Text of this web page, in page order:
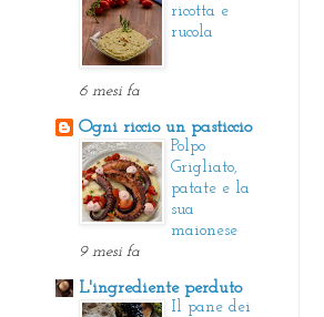
ricotta e
rucola
6 mesi fa
Ogni riccio un pasticcio
Polpo
Grigliato,
patate e la
sua
maionese
9 mesi fa
L'ingrediente perduto
Il pane dei